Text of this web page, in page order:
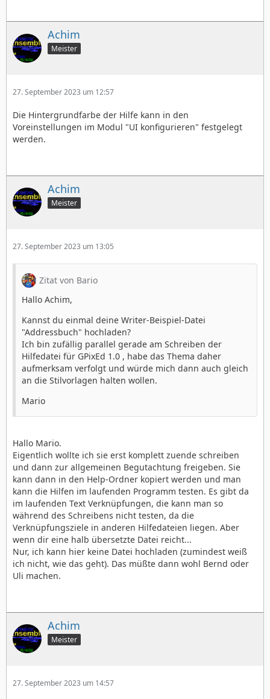
Achim
Meister
27. September 2023 um 12:57
Die Hintergrundfarbe der Hilfe kann in den
Voreinstellungen im Modul "UI konfigurieren" festgelegt
werden.
Achim
Meister
27. September 2023 um 13:05
Zitat von Bario
Hallo Achim,
Kannst du einmal deine Writer-Beispiel-Datei
"Addressbuch" hochladen?
Ich bin zufällig parallel gerade am Schreiben der
Hilfedatei für GPixEd 1.0 , habe das Thema daher
aufmerksam verfolgt und würde mich dann auch gleich
an die Stilvorlagen halten wollen.
Mario
Hallo Mario.
Eigentlich wollte ich sie erst komplett zuende schreiben
und dann zur allgemeinen Begutachtung freigeben. Sie
kann dann in den Help-Ordner kopiert werden und man
kann die Hilfen im laufenden Programm testen. Es gibt da
im laufenden Text Verknüpfungen, die kann man so
während des Schreibens nicht testen, da die
Verknüpfungsziele in anderen Hilfedateien liegen. Aber
wenn dir eine halb übersetzte Datei reicht...
Nur, ich kann hier keine Datei hochladen (zumindest weiß
ich nicht, wie das geht). Das müßte dann wohl Bernd oder
Uli machen.
Achim
Meister
27. September 2023 um 14:57